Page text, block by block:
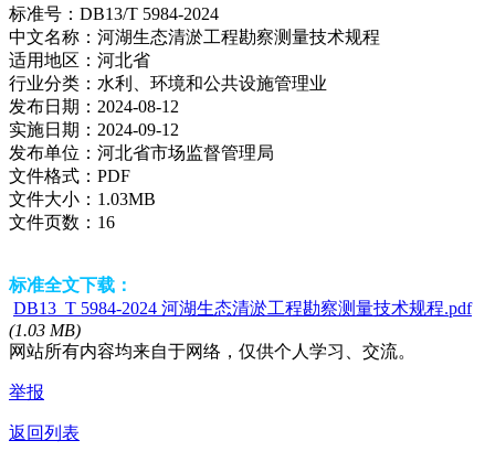
标准号： DB13/T 5984-2024
中文名称： 河湖生态清淤工程勘察测量技术规程
适用地区： 河北省
行业分类： 水利、环境和公共设施管理业
发布日期： 2024-08-12
实施日期： 2024-09-12
发布单位： 河北省市场监督管理局
文件格式： PDF
文件大小： 1.03MB
文件页数： 16
标准全文下载：
DB13_T 5984-2024 河湖生态清淤工程勘察测量技术规程.pdf
(1.03 MB)
网站所有内容均来自于网络，仅供个人学习、交流。
举报
返回列表